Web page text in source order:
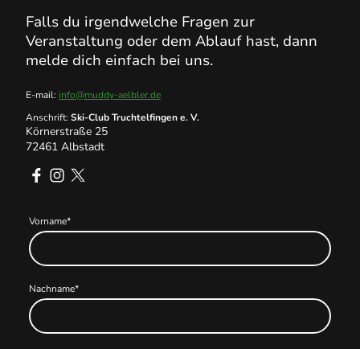
Falls du irgendwelche Fragen zur
Veranstaltung oder dem Ablauf hast, dann
melde dich einfach bei uns.
E-mail: info@muddy-aelbler.de
Anschrift: Ski-Club Truchtelfingen e. V.
Körnerstraße 25
72461 Albstadt
Vorname*
Nachname*